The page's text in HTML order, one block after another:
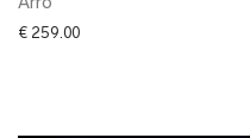
Arro
€ 259.00